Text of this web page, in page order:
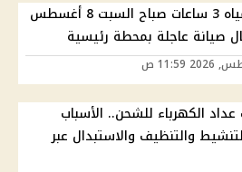
انقطاع المياه 3 ساعات صباح السبت 8 أغسطس
صيانة عاجلة بمحطة رئيسية
الكهرباء للشحن.. الأسباب
والتنظيف والاستبدال عبر